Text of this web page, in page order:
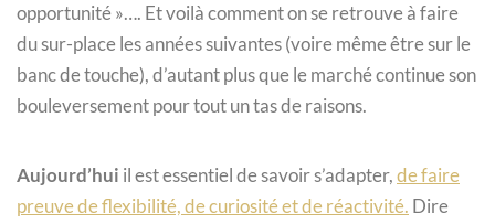
opportunité »…. Et voilà comment on se retrouve à faire
du sur-place les années suivantes (voire même être sur le
banc de touche), d’autant plus que le marché continue son
bouleversement pour tout un tas de raisons.
Aujourd’hui il est essentiel de savoir s’adapter,de faire
preuve de flexibilité, de curiosité et de réactivité. Dire